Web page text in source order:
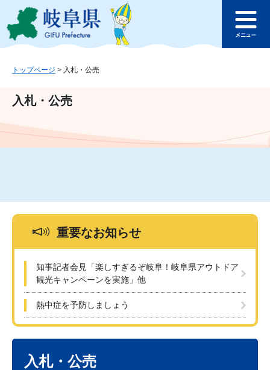
ジ
ュ
文
このページの本文へ
ュ
トップページ > 入札・公売
入札・公売
重要なお知らせ
知事記者会見「楽しすぎるぞ岐阜！岐阜県アウトドア
観光キャンペーンを実施」他
熱中症を予防しましょう
入札・公売